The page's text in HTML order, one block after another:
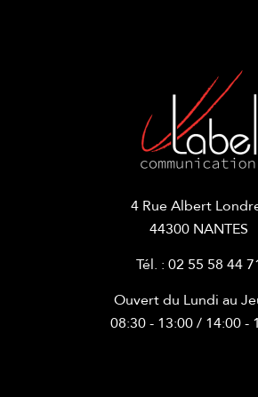
4 Rue Albert
44300 NANTES
Tél. : 02 55 58 44
Ouvert du Lundi au
08:30 - 13:00 / 14:00 -